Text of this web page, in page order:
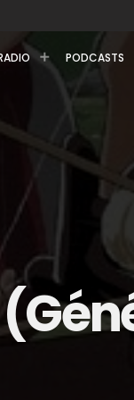
PODCASTS